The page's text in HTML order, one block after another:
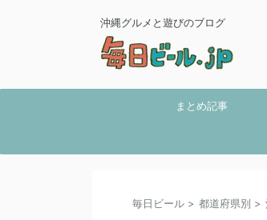
沖縄グルメと遊びのブログ
まとめ記事
毎日ビール > 都道府県別 >